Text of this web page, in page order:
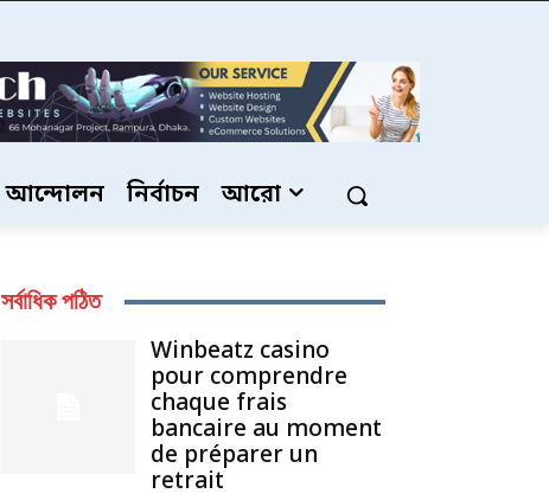
আন্দোলন নির্বাচন আরো
সর্বাধিক পঠিত
Winbeatz casino
pour comprendre
chaque frais
bancaire au moment
de préparer un
retrait